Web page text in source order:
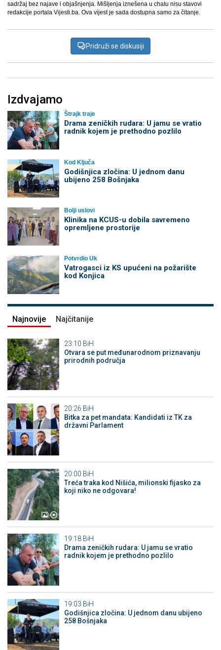
sadržaj bez najave i objašnjenja. Mišljenja iznešena u chatu nisu stavovi
redakcije portala Vijesti.ba. Ova vijest je sada dostupna samo za čitanje.
Pridruži se diskusiji
Izdvajamo
Štrajk traje
Drama zeničkih rudara: U jamu se vratio
radnik kojem je prethodno pozlilo
Kod Ključa
Godišnjica zločina: U jednom danu
ubijeno 258 Bošnjaka
Bolji uslovi
Klinika na KCUS-u dobila savremeno
opremljene prostorije
Potvrdio Uk
Vatrogasci iz KS upućeni na požarište
kod Konjica
Najnovije Najčitanije
23:10 BiH
Otvara se put međunarodnom priznavanju
prirodnih područja
20:26 BiH
Bitka za pet mandata: Kandidati iz TK za
državni Parlament
20:00 BiH
Treća traka kod Nišića, milionski fijasko za
koji niko ne odgovara!
19:18 BiH
Drama zeničkih rudara: U jamu se vratio
radnik kojem je prethodno pozlilo
19:03 BiH
Godišnjica zločina: U jednom danu ubijeno
258 Bošnjaka